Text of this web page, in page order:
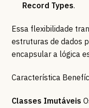
Record Types.
Essa flexibilidade
estruturas de dados
encapsular a lógica
Característica
Classes Imutáveis